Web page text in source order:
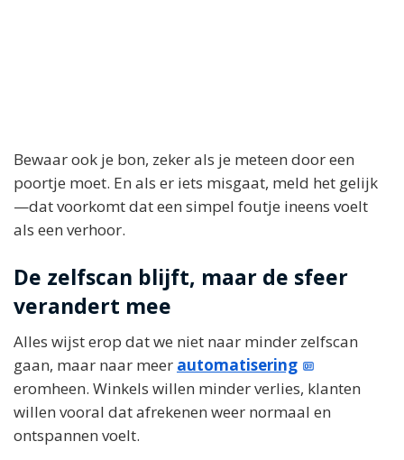
Bewaar ook je bon, zeker als je meteen door een
poortje moet. En als er iets misgaat, meld het gelijk
—dat voorkomt dat een simpel foutje ineens voelt
als een verhoor.
De zelfscan blijft, maar de sfeer
verandert mee
Alles wijst erop dat we niet naar minder zelfscan
gaan, maar naar meer automatisering
eromheen. Winkels willen minder verlies, klanten
willen vooral dat afrekenen weer normaal en
ontspannen voelt.